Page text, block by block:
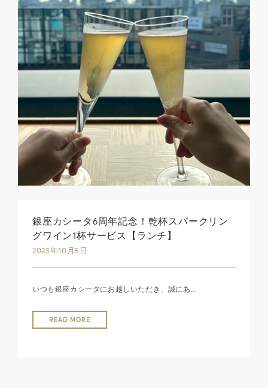
銀座カシータ6周年記念！乾杯スパークリン
グワイン1杯サービス【ランチ】
2023年10月5日
いつも銀座カシータにお越しいただき、誠にあ…
READ MORE